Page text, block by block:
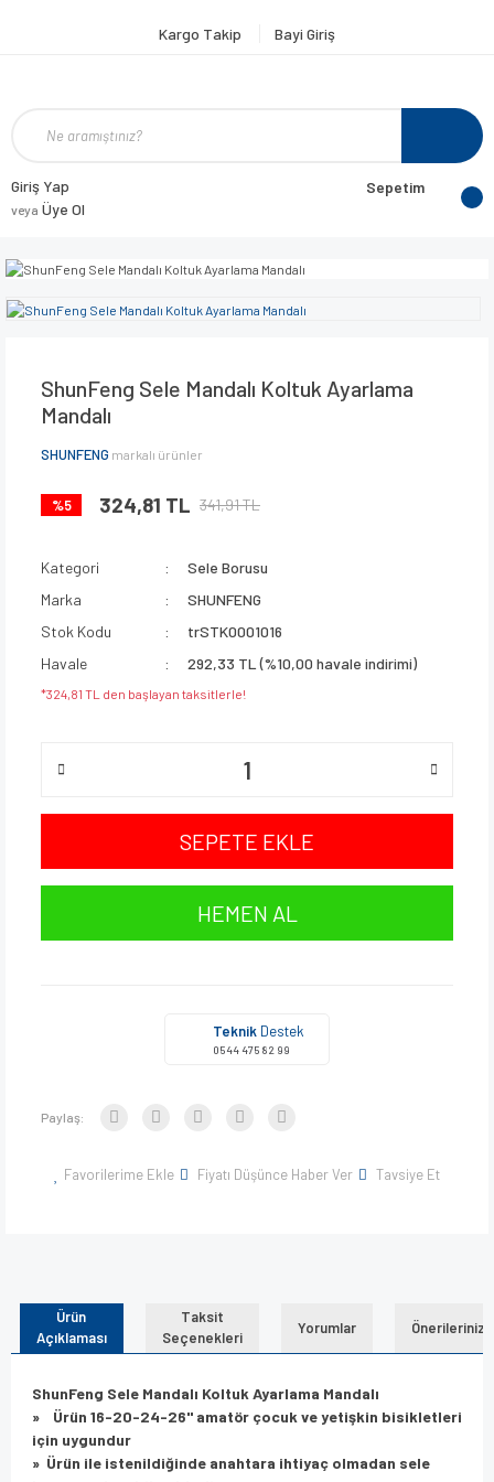
Kargo Takip Bayi Giriş
Giriş Yap
veya Üye Ol
Sepetim
ShunFeng Sele Mandalı Koltuk Ayarlama
Mandalı
SHUNFENG markalı ürünler
%5 324,81 TL 341,91 TL
Kategori
Sele Borusu
Marka
SHUNFENG
Stok Kodu
trSTK0001016
Havale
292,33 TL (%10,00 havale indirimi)
*324,81 TL den başlayan taksitlerle!
SEPETE EKLE
HEMEN AL
Teknik Destek
0544 475 82 99
Paylaş:
Favorilerime Ekle Fiyatı Düşünce Haber Ver Tavsiye Et
Ürün
Açıklaması
Taksit
Seçenekleri
Yorumlar Önerileriniz
ShunFeng Sele Mandalı Koltuk Ayarlama Mandalı
»
Ürün 16-20-24-26" amatör çocuk ve yetişkin bisikletleri
için uygundur
» Ürün ile istenildiğinde anahtara ihtiyaç olmadan sele